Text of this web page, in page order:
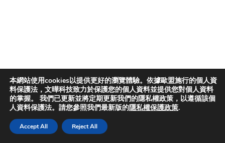
本網站使用cookies以提供更好的瀏覽體驗。依據歐盟施行的個人資
料保護法，文曄科技致力於保護您的個人資料並提供您對個人資料
的掌握。 我們已更新並將定期更新我們的隱私權政策，以遵循該個
人資料保護法。請您參照我們最新版的隱私權保護政策.
Accept All Reject All